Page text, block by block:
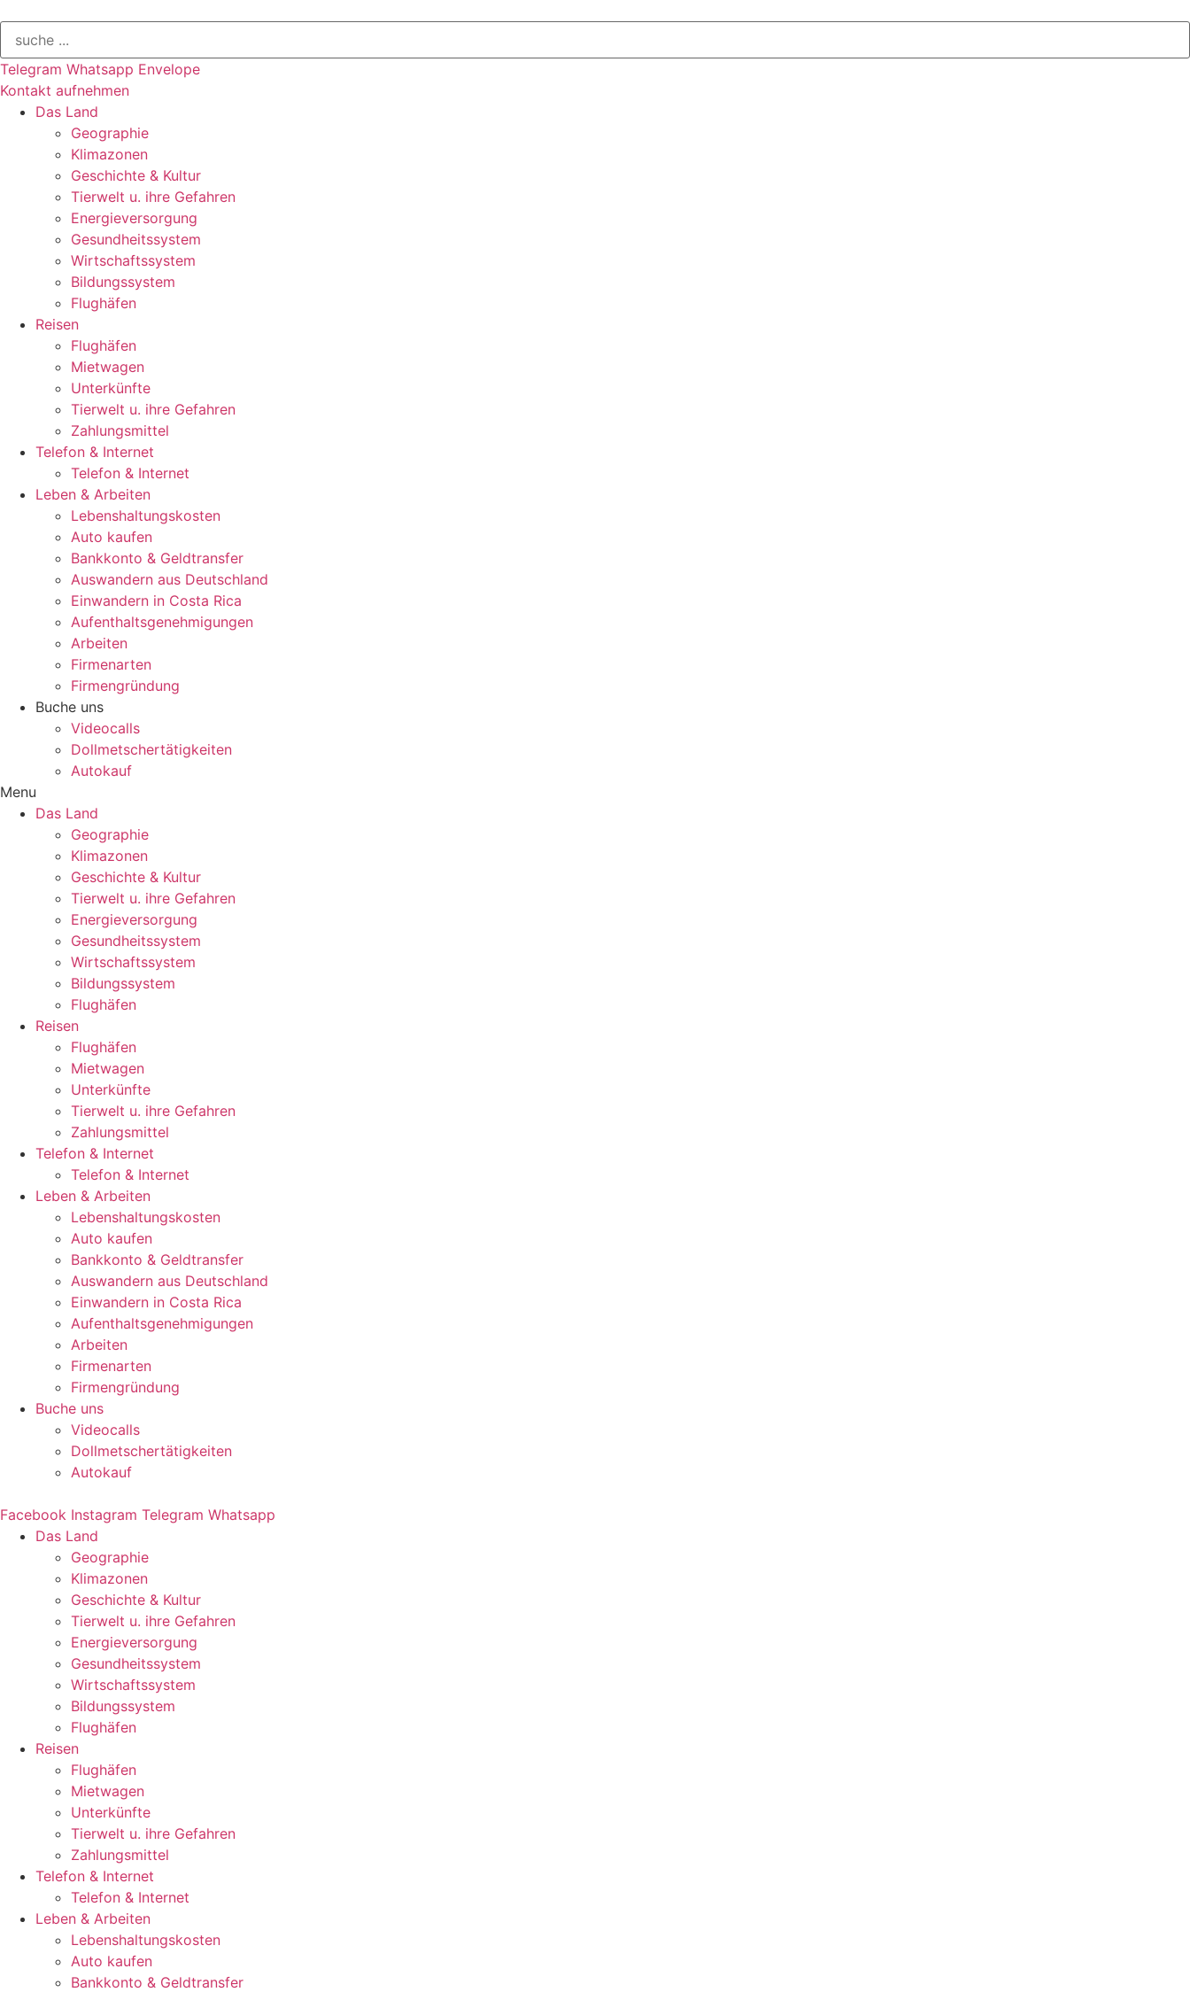
Telegram Whatsapp Envelope
Kontakt aufnehmen
Das Land
Geographie
Klimazonen
Geschichte & Kultur
Tierwelt u. ihre Gefahren
Energieversorgung
Gesundheitssystem
Wirtschaftssystem
Bildungssystem
Flughäfen
Reisen
Flughäfen
Mietwagen
Unterkünfte
Tierwelt u. ihre Gefahren
Zahlungsmittel
Telefon & Internet
Telefon & Internet
Leben & Arbeiten
Lebenshaltungskosten
Auto kaufen
Bankkonto & Geldtransfer
Auswandern aus Deutschland
Einwandern in Costa Rica
Aufenthaltsgenehmigungen
Arbeiten
Firmenarten
Firmengründung
Buche uns
Videocalls
Dollmetschertätigkeiten
Autokauf
Menu
Das Land
Geographie
Klimazonen
Geschichte & Kultur
Tierwelt u. ihre Gefahren
Energieversorgung
Gesundheitssystem
Wirtschaftssystem
Bildungssystem
Flughäfen
Reisen
Flughäfen
Mietwagen
Unterkünfte
Tierwelt u. ihre Gefahren
Zahlungsmittel
Telefon & Internet
Telefon & Internet
Leben & Arbeiten
Lebenshaltungskosten
Auto kaufen
Bankkonto & Geldtransfer
Auswandern aus Deutschland
Einwandern in Costa Rica
Aufenthaltsgenehmigungen
Arbeiten
Firmenarten
Firmengründung
Buche uns
Videocalls
Dollmetschertätigkeiten
Autokauf
Facebook Instagram Telegram Whatsapp
Das Land
Geographie
Klimazonen
Geschichte & Kultur
Tierwelt u. ihre Gefahren
Energieversorgung
Gesundheitssystem
Wirtschaftssystem
Bildungssystem
Flughäfen
Reisen
Flughäfen
Mietwagen
Unterkünfte
Tierwelt u. ihre Gefahren
Zahlungsmittel
Telefon & Internet
Telefon & Internet
Leben & Arbeiten
Lebenshaltungskosten
Auto kaufen
Bankkonto & Geldtransfer